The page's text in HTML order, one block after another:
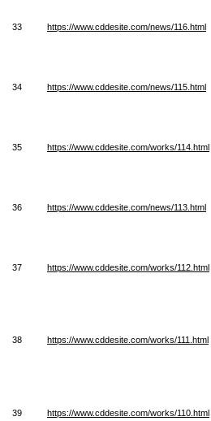
33 https://www.cddesite.com/news/116.html
34 https://www.cddesite.com/news/115.html
35 https://www.cddesite.com/works/114.html
36 https://www.cddesite.com/news/113.html
37 https://www.cddesite.com/works/112.html
38 https://www.cddesite.com/works/111.html
39 https://www.cddesite.com/works/110.html